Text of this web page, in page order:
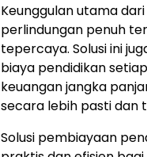
Keunggulan utama
perlindungan penuh
tepercaya. Solusi ini
biaya pendidikan
keuangan jangka
secara lebih pasti dan
Solusi pembiayaan